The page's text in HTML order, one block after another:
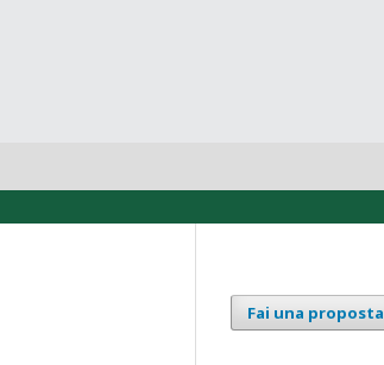
Fai una proposta